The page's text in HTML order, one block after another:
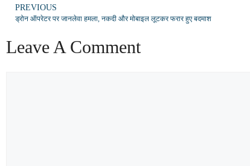
PREVIOUS
ड्रोन ऑपरेटर पर जानलेवा हमला, नकदी और मोबाइल लूटकर फरार हुए बदमाश
Leave A Comment